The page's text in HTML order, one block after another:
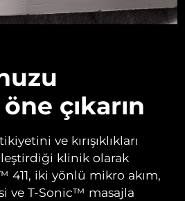
çıkarın
ve kırışıklıkları
klinik olarak
411, iki yönlü mikro akım,
ve T-Sonic™ masajla